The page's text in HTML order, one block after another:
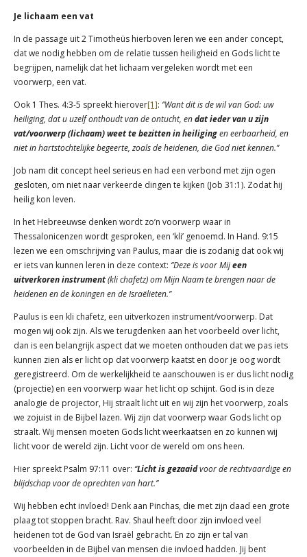
Je lichaam een vat
In de passage uit 2 Timotheüs hierboven leren we een ander concept,
dat we nodig hebben om de relatie tussen heiligheid en Gods licht te
begrijpen, namelijk dat het lichaam vergeleken wordt met een
voorwerp, een vat.
Ook 1 Thes. 4:3-5 spreekt hierover[1]: ‘’Want dit is de wil van God: uw
heiliging, dat u uzelf onthoudt van de ontucht, endat ieder van u zijn
vat/voorwerp (lichaam) weet te bezitten in heiligingen eerbaarheid, en
niet in hartstochtelijke begeerte, zoals de heidenen, die God niet kennen.’’
Job nam dit concept heel serieus en had een verbond met zijn ogen
gesloten, om niet naar verkeerde dingen te kijken (Job 31:1). Zodat hij
heilig kon leven.
In het Hebreeuwse denken wordt zo’n voorwerp waar in
Thessalonicenzen wordt gesproken, een ‘kli’ genoemd. In Hand. 9:15
lezen we een omschrijving van Paulus, maar die is zodanig dat ook wij
er iets van kunnen leren in deze context: ‘’Deze is voor Mijeen
uitverkoren instrument(kli chafetz) om Mijn Naam te brengen naar de
heidenen en de koningen en de Israëlieten.’’
Paulus is een kli chafetz, een uitverkozen instrument/voorwerp. Dat
mogen wij ook zijn. Als we terugdenken aan het voorbeeld over licht,
dan is een belangrijk aspect dat we moeten onthouden dat we pas iets
kunnen zien als er licht op dat voorwerp kaatst en door je oog wordt
geregistreerd. Om de werkelijkheid te aanschouwen is er dus licht nodig
(projectie) en een voorwerp waar het licht op schijnt. God is in deze
analogie de projector, Hij straalt licht uit en wij zijn het voorwerp, zoals
we zojuist in de Bijbel lazen. Wij zijn dat voorwerp waar Gods licht op
straalt. Wij mensen moeten Gods licht weerkaatsen en zo kunnen wij
licht voor de wereld zijn. Licht voor de wereld om ons heen.
Hier spreekt Psalm 97:11 over: ‘’Licht is gezaaidvoor de rechtvaardige en
blijdschap voor de oprechten van hart.’’
Wij hebben echt invloed! Denk aan Pinchas, die met zijn daad een grote
plaag tot stoppen bracht. Rav. Shaul heeft door zijn invloed veel
heidenen tot de God van Israël gebracht. En zo zijn er tal van
voorbeelden in de Bijbel van mensen die invloed hadden. Jij bent